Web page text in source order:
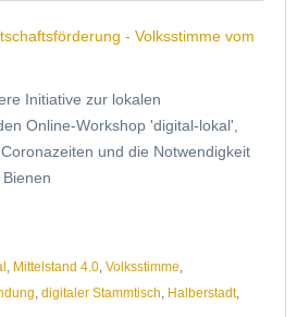
Initiative zur lokalen
Online-Workshop 'digital-lokal',
und die Notwendigkeit
, Mittelstand 4.0, Volksstimme,
, digitaler Stammtisch, Halberstadt,